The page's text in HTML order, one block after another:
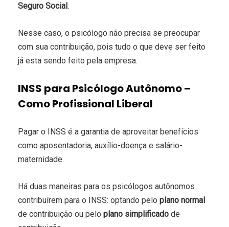
Seguro Social.
Nesse caso, o psicólogo não precisa se preocupar
com sua contribuição, pois tudo o que deve ser feito
já esta sendo feito pela empresa.
INSS para Psicólogo Autônomo –
Como Profissional Liberal
Pagar o INSS é a garantia de aproveitar benefícios
como aposentadoria, auxílio-doença e salário-
maternidade.
Há duas maneiras para os psicólogos autônomos
contribuírem para o INSS: optando pelo plano normal
de contribuição ou pelo plano simplificado de